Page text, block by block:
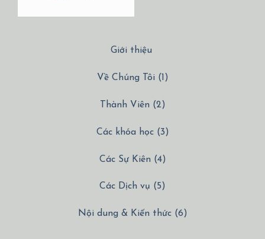
Giới thiệu
Về Chúng Tôi (1)
Thành Viên (2)
Các khóa học (3)
Các Sự Kiên (4)
Các Dịch vụ (5)
Nội dung & Kiến thức (6)